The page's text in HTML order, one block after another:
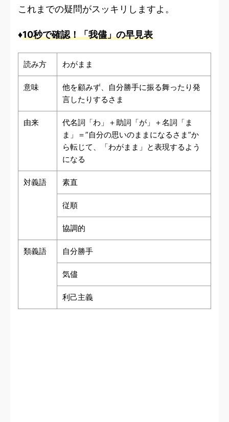
これまでの疑問がスッキリしますよ。
♦10秒で確認！「我儘」の早見表
読み方 わがまま
意味
他を顧みず、自分勝手に振る舞ったり発
言したりするさま
由来
代名詞「わ」＋助詞「が」＋名詞「ま
ま」＝”自分の思いのままになるさま”か
ら転じて、「わがまま」と表現するよう
になる
対義語 素直
従順
協調的
類義語 自分勝手
気儘
利己主義